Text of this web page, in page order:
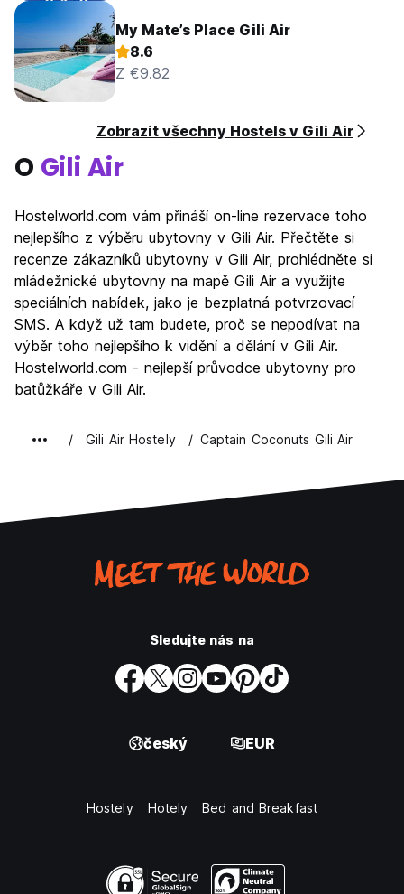
My Mate’s Place Gili Air
8.6
Z €9.82
Zobrazit všechny Hostels v Gili Air
O Gili Air
Hostelworld.com vám přináší on-line rezervace toho
nejlepšího z výběru ubytovny v Gili Air. Přečtěte si
recenze zákazníků ubytovny v Gili Air, prohlédněte si
mládežnické ubytovny na mapě Gili Air a využijte
speciálních nabídek, jako je bezplatná potvrzovací
SMS. A když už tam budete, proč se nepodívat na
výběr toho nejlepšího k vidění a dělání v Gili Air.
Hostelworld.com - nejlepší průvodce ubytovny pro
batůžkáře v Gili Air.
Gili Air Hostely Captain Coconuts Gili Air
Sledujte nás na
český EUR
Hostely Hotely Bed and Breakfast